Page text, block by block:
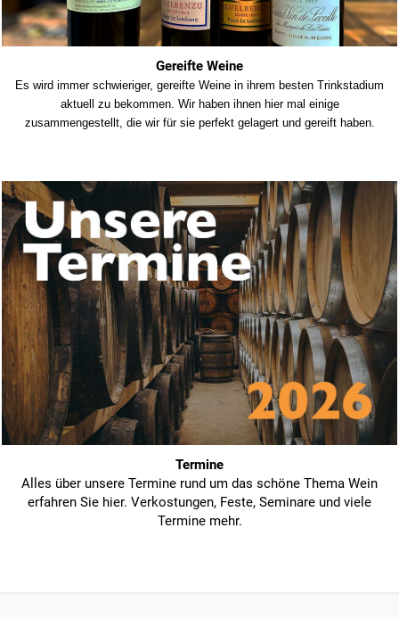
Gereifte Weine
Es wird immer schwieriger, gereifte Weine in ihrem besten Trinkstadium
aktuell zu bekommen. Wir haben ihnen hier mal einige
zusammengestellt, die wir für sie perfekt gelagert und gereift haben.
Termine
Alles über unsere Termine rund um das schöne Thema Wein
erfahren Sie hier. Verkostungen, Feste, Seminare und viele
Termine mehr.